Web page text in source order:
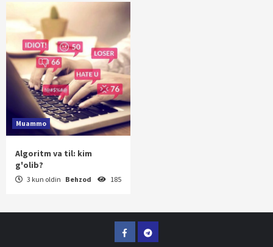
Muammo
Algoritm va til: kim
g'olib?
3 kun oldin Behzod 185
FacebookTelegram